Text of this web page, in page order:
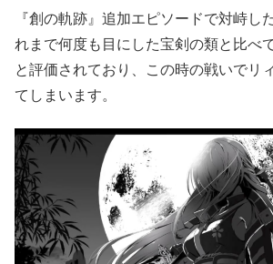
『創の軌跡』追加エピソードで対峙し
れまで何度も目にした宝剣の類と比べ
と評価されており、この時の戦いでリ
てしまいます。